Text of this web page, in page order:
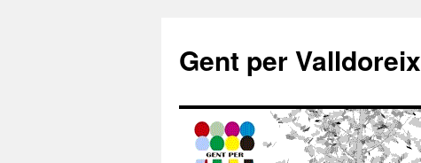
Gent per Valldoreix